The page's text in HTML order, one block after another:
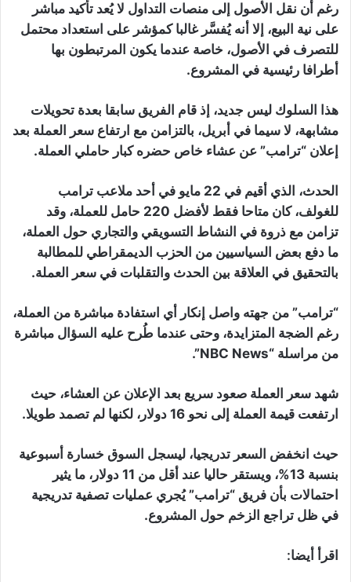
رغم أن نقل الأصول إلى منصات التداول لا يُعد تأكيد مباشر
على نية البيع، إلا أنه يُفسَّر غالبا كمؤشر على استعداد محتمل
للتصرف في الأصول، خاصة عندما يكون المرتبطون بها
أطرافا رئيسية في المشروع.
هذا السلوك ليس جديد، إذ قام الفريق سابقا بعدة تحويلات
مشابهة، لا سيما في أبريل، بالتزامن مع ارتفاع سعر العملة بعد
إعلان “ترامب” عن عشاء خاص حضره كبار حاملي العملة.
الحدث، الذي أقيم في 22 مايو في أحد ملاعب ترامب
للغولف، كان متاحا فقط لأفضل 220 حامل للعملة، وقد
تزامن مع ذروة في النشاط التسويقي والتجاري حول العملة،
ما دفع بعض السياسيين من الحزب الديمقراطي للمطالبة
بالتحقيق في العلاقة بين الحدث والتقلبات في سعر العملة.
“ترامب” من جهته واصل إنكار أي استفادة مباشرة من العملة،
رغم الضجة المتزايدة، وحتى عندما طُرح عليه السؤال مباشرة
من مراسلة “NBC News”.
شهد سعر العملة صعود سريع بعد الإعلان عن العشاء، حيث
ارتفعت قيمة العملة إلى نحو 16 دولار، لكنها لم تصمد طويلا.
حيث انخفض السعر تدريجيا، ليسجل السوق خسارة أسبوعية
بنسبة 13%، ويستقر حاليا عند أقل من 11 دولار، ما يثير
احتمالات بأن فريق “ترامب” يُجري عمليات تصفية تدريجية
في ظل تراجع الزخم حول المشروع.
اقرأ أيضا: